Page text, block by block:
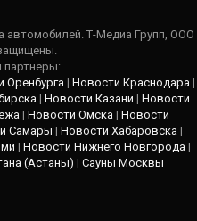
автомобилей. Т-Медиа Групп, ООО
Оренбурга | Новости Краснодара |
| Новости Казани | Новости
| Новости Омска | Новости
Самары | Новости Хабаровска|
| Новости Нижнего Новгорода|
(Астаны) | Сауны Москвы